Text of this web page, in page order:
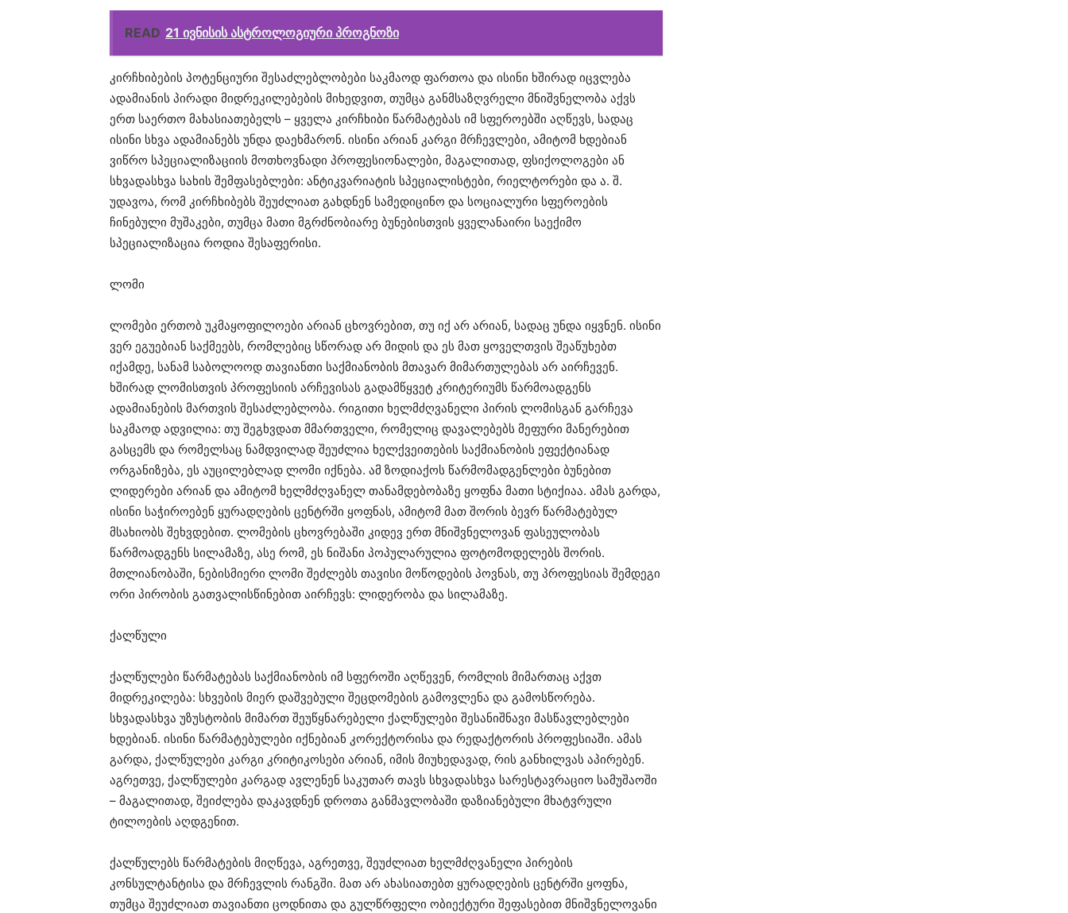
READ 21 ივნისის ასტროლოგიური პროგნოზი
კირჩხიბების პოტენციური შესაძლებლობები საკმაოდ ფართოა და ისინი ხშირად იცვლება
ადამიანის პირადი მიდრეკილებების მიხედვით, თუმცა განმსაზღვრელი მნიშვნელობა აქვს
ერთ საერთო მახასიათებელს – ყველა კირჩხიბი წარმატებას იმ სფეროებში აღწევს, სადაც
ისინი სხვა ადამიანებს უნდა დაეხმარონ. ისინი არიან კარგი მრჩევლები, ამიტომ ხდებიან
ვიწრო სპეციალიზაციის მოთხოვნადი პროფესიონალები, მაგალითად, ფსიქოლოგები ან
სხვადასხვა სახის შემფასებლები: ანტიკვარიატის სპეციალისტები, რიელტორები და ა. შ.
უდავოა, რომ კირჩხიბებს შეუძლიათ გახდნენ სამედიცინო და სოციალური სფეროების
ჩინებული მუშაკები, თუმცა მათი მგრძნობიარე ბუნებისთვის ყველანაირი საექიმო
სპეციალიზაცია როდია შესაფერისი.
ლომი
ლომები ერთობ უკმაყოფილოები არიან ცხოვრებით, თუ იქ არ არიან, სადაც უნდა იყვნენ. ისინი
ვერ ეგუებიან საქმეებს, რომლებიც სწორად არ მიდის და ეს მათ ყოველთვის შეაწუხებთ
იქამდე, სანამ საბოლოოდ თავიანთი საქმიანობის მთავარ მიმართულებას არ აირჩევენ.
ხშირად ლომისთვის პროფესიის არჩევისას გადამწყვეტ კრიტერიუმს წარმოადგენს
ადამიანების მართვის შესაძლებლობა. რიგითი ხელმძღვანელი პირის ლომისგან გარჩევა
საკმაოდ ადვილია: თუ შეგხვდათ მმართველი, რომელიც დავალებებს მეფური მანერებით
გასცემს და რომელსაც ნამდვილად შეუძლია ხელქვეითების საქმიანობის ეფექტიანად
ორგანიზება, ეს აუცილებლად ლომი იქნება. ამ ზოდიაქოს წარმომადგენლები ბუნებით
ლიდერები არიან და ამიტომ ხელმძღვანელ თანამდებობაზე ყოფნა მათი სტიქიაა. ამას გარდა,
ისინი საჭიროებენ ყურადღების ცენტრში ყოფნას, ამიტომ მათ შორის ბევრ წარმატებულ
მსახიობს შეხვდებით. ლომების ცხოვრებაში კიდევ ერთ მნიშვნელოვან ფასეულობას
წარმოადგენს სილამაზე, ასე რომ, ეს ნიშანი პოპულარულია ფოტომოდელებს შორის.
მთლიანობაში, ნებისმიერი ლომი შეძლებს თავისი მოწოდების პოვნას, თუ პროფესიას შემდეგი
ორი პირობის გათვალისწინებით აირჩევს: ლიდერობა და სილამაზე.
ქალწული
ქალწულები წარმატებას საქმიანობის იმ სფეროში აღწევენ, რომლის მიმართაც აქვთ
მიდრეკილება: სხვების მიერ დაშვებული შეცდომების გამოვლენა და გამოსწორება.
სხვადასხვა უზუსტობის მიმართ შეუწყნარებელი ქალწულები შესანიშნავი მასწავლებლები
ხდებიან. ისინი წარმატებულები იქნებიან კორექტორისა და რედაქტორის პროფესიაში. ამას
გარდა, ქალწულები კარგი კრიტიკოსები არიან, იმის მიუხედავად, რის განხილვას აპირებენ.
აგრეთვე, ქალწულები კარგად ავლენენ საკუთარ თავს სხვადასხვა სარესტავრაციო სამუშაოში
– მაგალითად, შეიძლება დაკავდნენ დროთა განმავლობაში დაზიანებული მხატვრული
ტილოების აღდგენით.
ქალწულებს წარმატების მიღწევა, აგრეთვე, შეუძლიათ ხელმძღვანელი პირების
კონსულტანტისა და მრჩევლის რანგში. მათ არ ახასიათებთ ყურადღების ცენტრში ყოფნა,
თუმცა შეუძლიათ თავიანთი ცოდნითა და გულწრფელი ობიექტური შეფასებით მნიშვნელოვანი